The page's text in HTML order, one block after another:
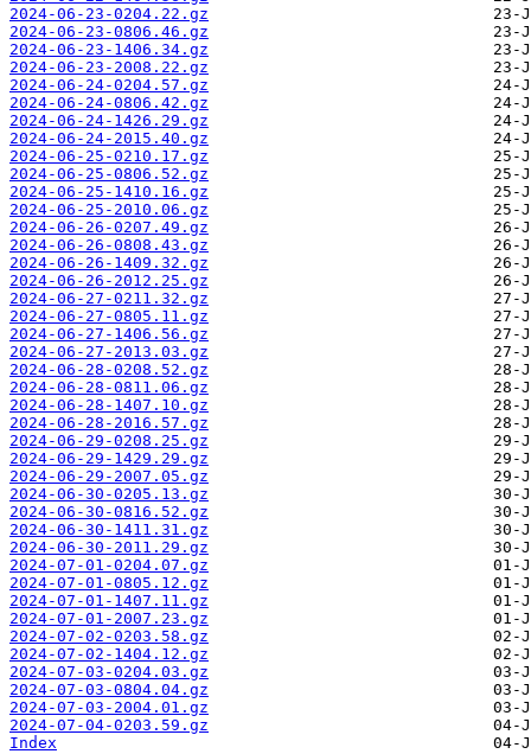
2024-06-23-0204.22.gz
2024-06-23-0806.46.gz
2024-06-23-1406.34.gz
2024-06-23-2008.22.gz
2024-06-24-0204.57.gz
2024-06-24-0806.42.gz
2024-06-24-1426.29.gz
2024-06-24-2015.40.gz
2024-06-25-0210.17.gz
2024-06-25-0806.52.gz
2024-06-25-1410.16.gz
2024-06-25-2010.06.gz
2024-06-26-0207.49.gz
2024-06-26-0808.43.gz
2024-06-26-1409.32.gz
2024-06-26-2012.25.gz
2024-06-27-0211.32.gz
2024-06-27-0805.11.gz
2024-06-27-1406.56.gz
2024-06-27-2013.03.gz
2024-06-28-0208.52.gz
2024-06-28-0811.06.gz
2024-06-28-1407.10.gz
2024-06-28-2016.57.gz
2024-06-29-0208.25.gz
2024-06-29-1429.29.gz
2024-06-29-2007.05.gz
2024-06-30-0205.13.gz
2024-06-30-0816.52.gz
2024-06-30-1411.31.gz
2024-06-30-2011.29.gz
2024-07-01-0204.07.gz
2024-07-01-0805.12.gz
2024-07-01-1407.11.gz
2024-07-01-2007.23.gz
2024-07-02-0203.58.gz
2024-07-02-1404.12.gz
2024-07-03-0204.03.gz
2024-07-03-0804.04.gz
2024-07-03-2004.01.gz
2024-07-04-0203.59.gz
Index